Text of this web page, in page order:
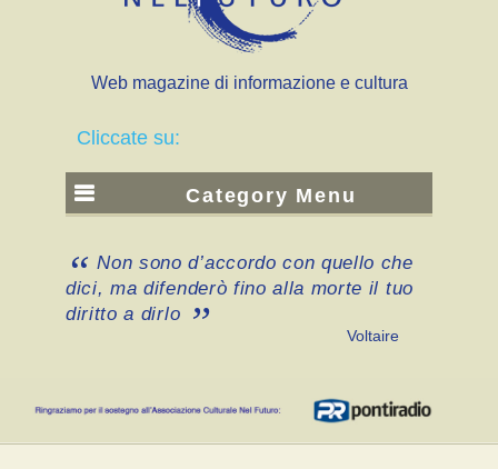
Web magazine di informazione e cultura
Cliccate su:
Category Menu
Non sono d’accordo con quello che
dici, ma difenderò fino alla morte il tuo
diritto a dirlo
Voltaire